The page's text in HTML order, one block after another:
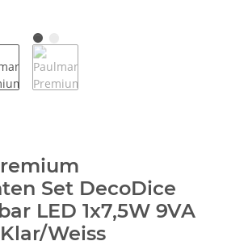
Set DecoDice
LED 1x7,5W 9VA
Weiss